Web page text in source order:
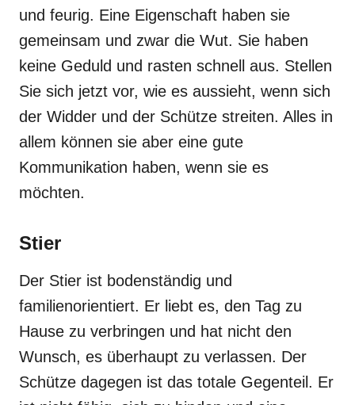
und feurig. Eine Eigenschaft haben sie
gemeinsam und zwar die Wut. Sie haben
keine Geduld und rasten schnell aus. Stellen
Sie sich jetzt vor, wie es aussieht, wenn sich
der Widder und der Schütze streiten. Alles in
allem können sie aber eine gute
Kommunikation haben, wenn sie es
möchten.
Stier
Der Stier ist bodenständig und
familienorientiert. Er liebt es, den Tag zu
Hause zu verbringen und hat nicht den
Wunsch, es überhaupt zu verlassen. Der
Schütze dagegen ist das totale Gegenteil. Er